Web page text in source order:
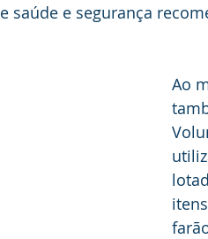
saúde e segurança
Ao